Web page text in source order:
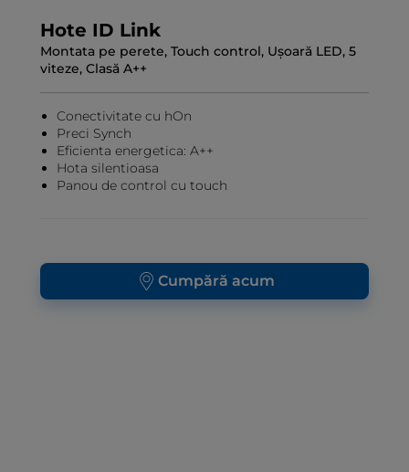
Hote ID Link
Montata pe perete, Touch control, Ușoară LED, 5
viteze, Clasă A++
Conectivitate cu hOn
Preci Synch
Eficienta energetica: A++
Hota silentioasa
Panou de control cu touch
Cumpără acum